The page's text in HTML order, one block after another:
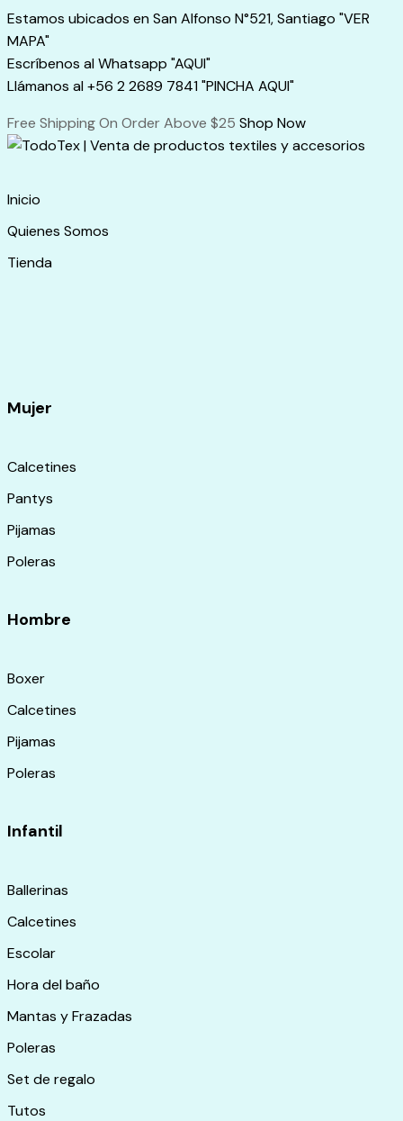
Skip
to
content
Estamos ubicados en San Alfonso N°521, Santiago "VER
MAPA"
Escríbenos al Whatsapp "AQUI"
Llámanos al +56 2 2689 7841 "PINCHA AQUI"
Free Shipping On Order Above $25 Shop Now
Inicio
Quienes Somos
Tienda
Mujer
Calcetines
Pantys
Pijamas
Poleras
Hombre
Boxer
Calcetines
Pijamas
Poleras
Infantil
Ballerinas
Calcetines
Escolar
Hora del baño
Mantas y Frazadas
Poleras
Set de regalo
Tutos